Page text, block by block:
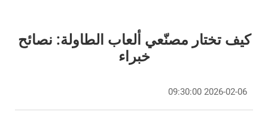
كيف تختار مصنّعي ألعاب الطاولة: نصائح
خبراء
2026-02-06 09:30:00